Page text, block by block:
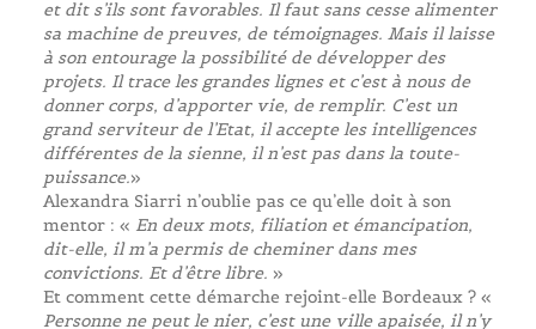
et dit s’ils sont favorables. Il faut sans cesse alimenter
sa machine de preuves, de témoignages. Mais il laisse
à son entourage la possibilité de développer des
projets. Il trace les grandes lignes et c’est à nous de
donner corps, d’apporter vie, de remplir. C’est un
grand serviteur de l’Etat, il accepte les intelligences
différentes de la sienne, il n’est pas dans la toute-
puissance.»
Alexandra Siarri n’oublie pas ce qu’elle doit à son
mentor : « En deux mots, filiation et émancipation,
dit-elle, il m’a permis de cheminer dans mes
convictions. Et d’être libre. »
Et comment cette démarche rejoint-elle Bordeaux ? «
Personne ne peut le nier, c’est une ville apaisée, il n’y